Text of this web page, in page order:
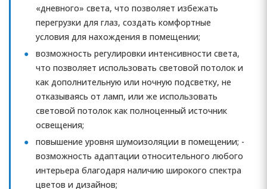
«дневного» света, что позволяет избежать
перегрузки для глаз, создать комфортные
условия для нахождения в помещении;
возможность регулировки интенсивности света,
что позволяет использовать световой потолок и
как дополнительную или ночную подсветку, не
отказываясь от ламп, или же использовать
световой потолок как полноценный источник
освещения;
повышение уровня шумоизоляции в помещении; -
возможность адаптации относительного любого
интерьера благодаря наличию широкого спектра
цветов и дизайнов;